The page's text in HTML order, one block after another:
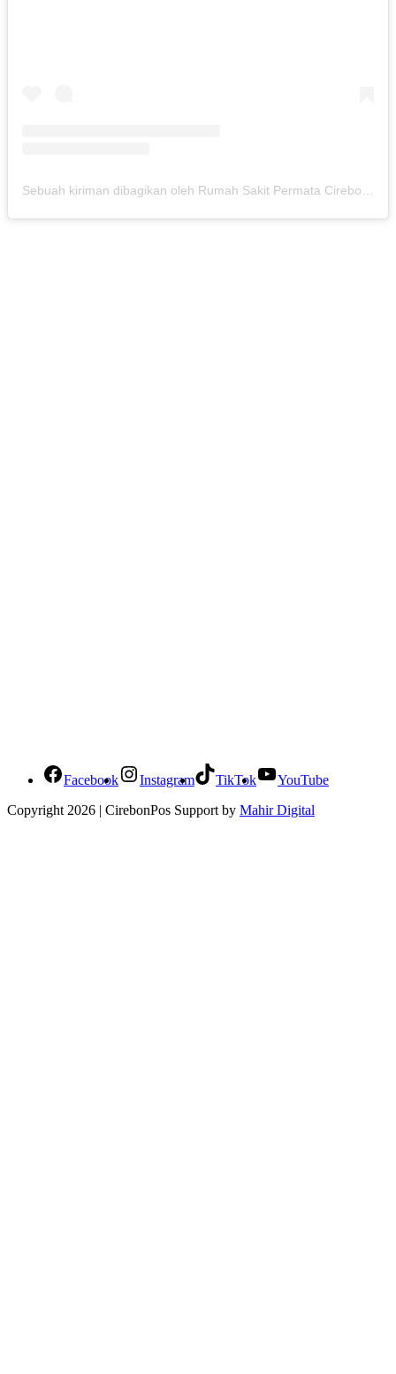
Facebook Instagram TikTok
YouTube
Copyright 2026 | CirebonPos Support by Mahir Digital